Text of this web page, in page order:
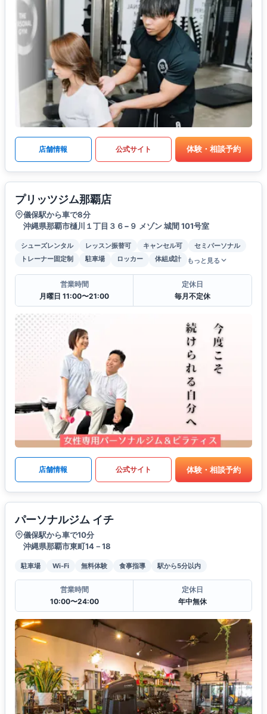
店舗情報 公式サイト 体験・相談予約
プリッツジム那覇店
儀保駅から車で8分
沖縄県那覇市樋川１丁目３６−９ メゾン 城間 101号室
シューズレンタル レッスン振替可 キャンセル可
セミパーソナル
トレーナー固定制
駐車場 ロッカー 体組成計 もっと見る
営業時間
月曜日 11:00〜21:00
定休日
毎月不定休
店舗情報 公式サイト 体験・相談予約
パーソナルジム イチ
儀保駅から車で10分
沖縄県那覇市東町14－18
駐車場 Wi-Fi 無料体験 食事指導 駅から5分以内
営業時間
10:00〜24:00
定休日
年中無休